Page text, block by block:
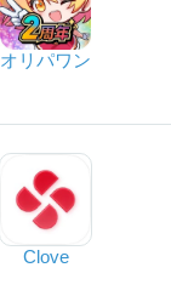
オリパワン
Clove